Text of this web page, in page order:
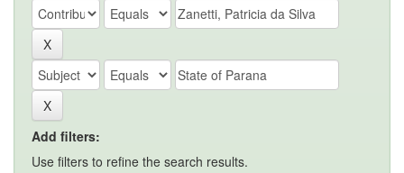
Add filters:
Use filters to refine the search results.